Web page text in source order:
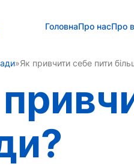
ГоловнаПро насПро
»Як привчити себе пити